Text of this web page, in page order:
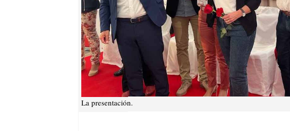
La presentación.